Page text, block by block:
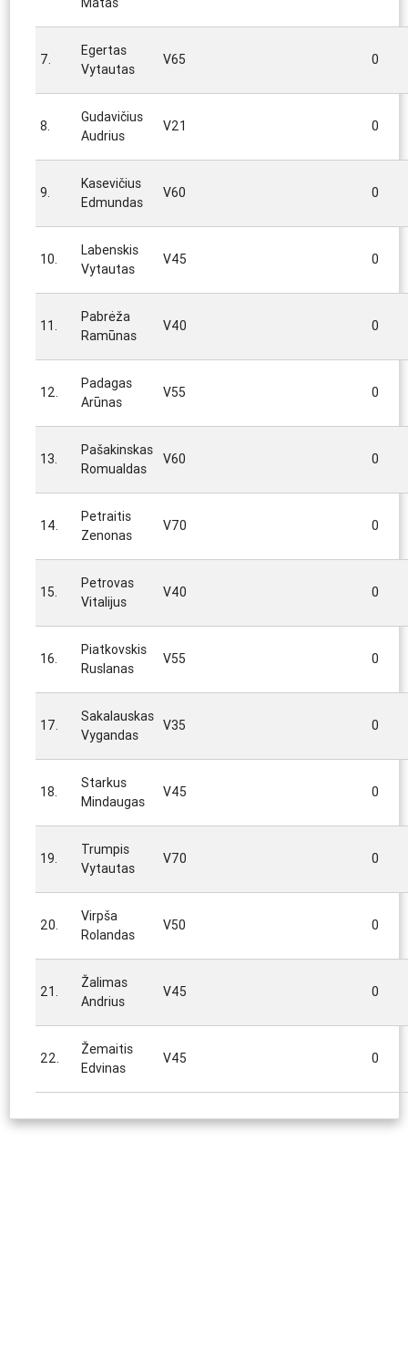
7.
Egertas
Vytautas
V65 0
8.
Gudavičius
Audrius
V21 0
9.
Kasevičius
Edmundas
V60 0
10.
Labenskis
Vytautas
V45 0
11.
Pabrėža
Ramūnas
V40 0
12.
Padagas
Arūnas
V55 0
13.
Pašakinskas
Romualdas
V60 0
14.
Petraitis
Zenonas
V70 0
15.
Petrovas
Vitalijus
V40 0
16.
Piatkovskis
Ruslanas
V55 0
17.
Sakalauskas
Vygandas
V35 0
18.
Starkus
Mindaugas
V45 0
19.
Trumpis
Vytautas
V70 0
20.
Virpša
Rolandas
V50 0
21.
Žalimas
Andrius
V45 0
22.
Žemaitis
Edvinas
V45 0